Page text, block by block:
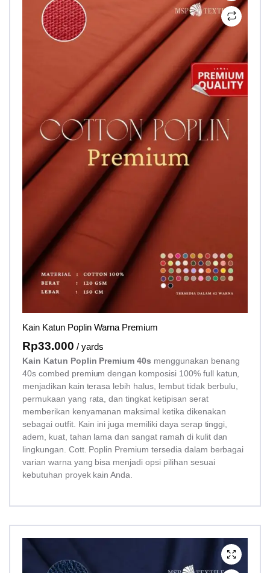
Kain Katun Poplin Warna Premium
Rp33.000 / yards
Kain Katun Poplin Premium 40s menggunakan benang
40s combed premium dengan komposisi 100% full katun,
menjadikan kain terasa lebih halus, lembut tidak berbulu,
permukaan yang rata, dan tingkat ketipisan serat
memberikan kenyamanan maksimal ketika dikenakan
sebagai outfit. Kain ini juga memiliki daya serap tinggi,
adem, kuat, tahan lama dan sangat ramah di kulit dan
lingkungan. Cott. Poplin Premium tersedia dalam berbagai
varian warna yang bisa menjadi opsi pilihan sesuai
kebutuhan proyek kain Anda.